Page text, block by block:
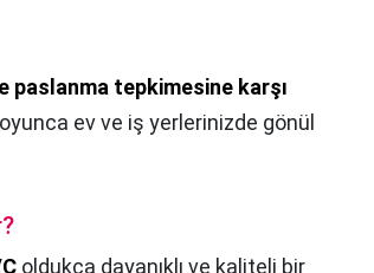
paslanma tepkimesine karşı
ev ve iş yerlerinizde gönül
oldukça dayanıklı ve kaliteli bir